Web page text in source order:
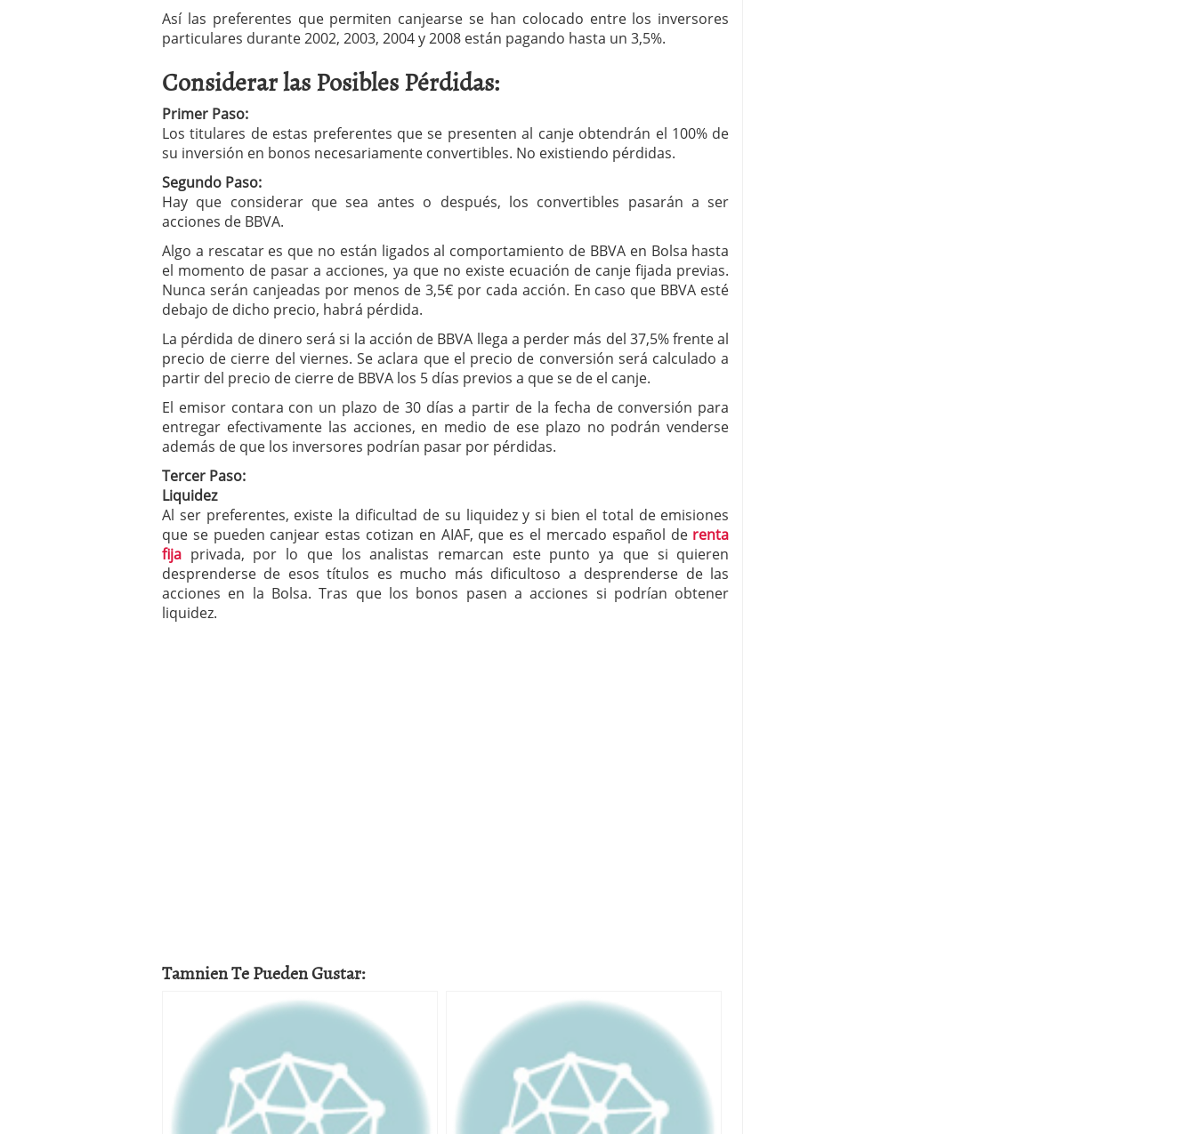
Así las preferentes que permiten canjearse se han colocado entre los inversores
particulares durante 2002, 2003, 2004 y 2008 están pagando hasta un 3,5%.
Considerar las Posibles Pérdidas:
Primer Paso:
Los titulares de estas preferentes que se presenten al canje obtendrán el 100% de
su inversión en bonos necesariamente convertibles. No existiendo pérdidas.
Segundo Paso:
Hay que considerar que sea antes o después, los convertibles pasarán a ser
acciones de BBVA.
Algo a rescatar es que no están ligados al comportamiento de BBVA en Bolsa hasta
el momento de pasar a acciones, ya que no existe ecuación de canje fijada previas.
Nunca serán canjeadas por menos de 3,5€ por cada acción. En caso que BBVA esté
debajo de dicho precio, habrá pérdida.
La pérdida de dinero será si la acción de BBVA llega a perder más del 37,5% frente al
precio de cierre del viernes. Se aclara que el precio de conversión será calculado a
partir del precio de cierre de BBVA los 5 días previos a que se de el canje.
El emisor contara con un plazo de 30 días a partir de la fecha de conversión para
entregar efectivamente las acciones, en medio de ese plazo no podrán venderse
además de que los inversores podrían pasar por pérdidas.
Tercer Paso:
Liquidez
Al ser preferentes, existe la dificultad de su liquidez y si bien el total de emisiones
que se pueden canjear estas cotizan en AIAF, que es el mercado español de renta
fija privada, por lo que los analistas remarcan este punto ya que si quieren
desprenderse de esos títulos es mucho más dificultoso a desprenderse de las
acciones en la Bolsa. Tras que los bonos pasen a acciones si podrían obtener
liquidez.
Tamnien Te Pueden Gustar: